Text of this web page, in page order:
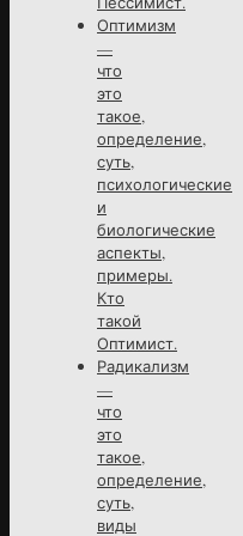
Оптимизм
—
что
это
такое,
определение,
суть,
психологические
и
биологические
аспекты,
примеры.
Кто
такой
Оптимист.
Радикализм
—
что
это
такое,
определение,
суть,
виды